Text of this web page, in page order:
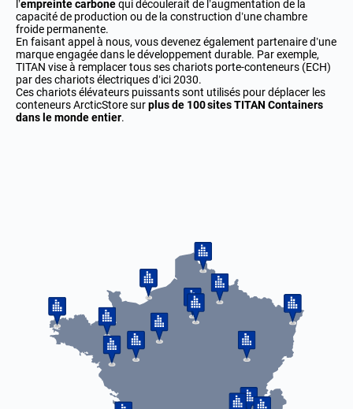
l’empreinte carbonequi découlerait de l’augmentation de la
capacité de production ou de la construction d’une chambre
froide permanente.
En faisant appel à nous, vous devenez également partenaire d’une
marque engagée dans le développement durable. Par exemple,
TITAN vise à remplacer tous ses chariots porte-conteneurs (ECH)
par des chariots électriques d’ici 2030.
Ces chariots élévateurs puissants sont utilisés pour déplacer les
conteneurs ArcticStore surplus de 100 sites TITAN Containers
dans le monde entier.